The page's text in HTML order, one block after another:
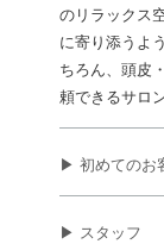
のリラックス
に寄り添うよ
ちろん、頭皮
頼できるサロ
▶ 初めてのお
▶ スタッフ